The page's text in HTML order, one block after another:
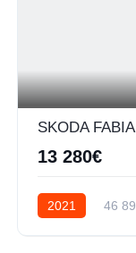
13 280€
2021 46